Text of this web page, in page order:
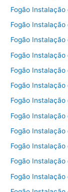
Fogão
Fogão
Fogão
Fogão
Fogão
Fogão
Fogão
Fogão
Fogão
Fogão
Fogão
Fogão